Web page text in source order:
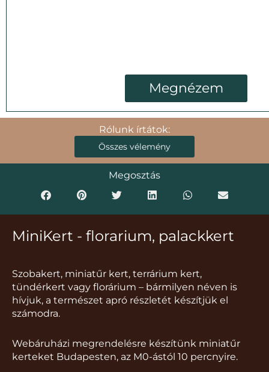
Megnézem
Rólunk írtátok:
Összes vélemény
Megosztás
MiniKert - florarium, palackkert
Szobakert, miniatűr kert, terrárium kert,
tündérkert vagy florárium – bármilyen néven is
hívjuk, a természet apró részletét készítjük el
számodra.
Webáruházi megrendelésre készítünk miniatűr
kerteket Budapesten, az M0-ástól 10 percnyire.